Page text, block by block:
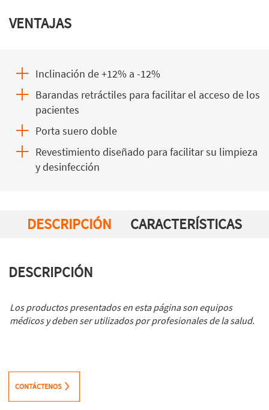
VENTAJAS
Inclinación de +12% a -12%
Barandas retráctiles para facilitar el acceso de los
pacientes
Porta suero doble
Revestimiento diseñado para facilitar su limpieza
y desinfección
DESCRIPCIÓN CARACTERÍSTICAS
DESCRIPCIÓN
Los productos presentados en esta página son equipos
médicos y deben ser utilizados por profesionales de la salud.
CONTÁCTENOS